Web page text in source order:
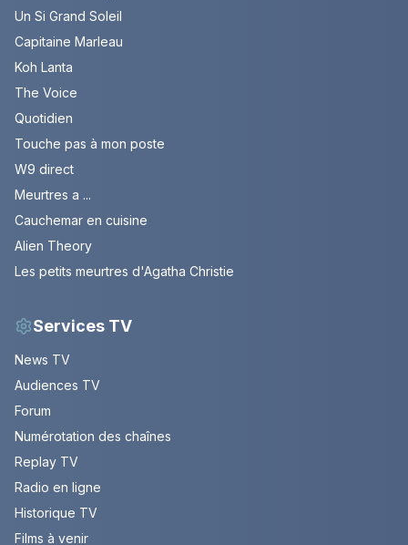
Un Si Grand Soleil
Capitaine Marleau
Koh Lanta
The Voice
Quotidien
Touche pas à mon poste
W9 direct
Meurtres a ...
Cauchemar en cuisine
Alien Theory
Les petits meurtres d'Agatha Christie
Services TV
News TV
Audiences TV
Forum
Numérotation des chaînes
Replay TV
Radio en ligne
Historique TV
Films à venir